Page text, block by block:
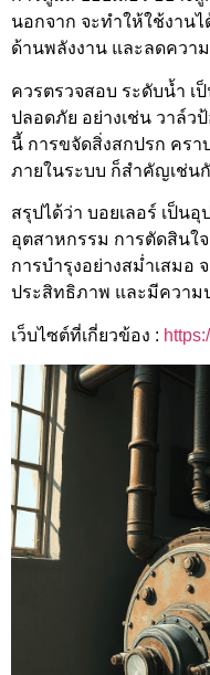
นอกจาก จะทำให้ใช้งาน
ด้านพลังงาน และลดความ
ควรตรวจสอบ ระดับน้ำ เ
ปลอดภัย อย่างเช่น วาล์ว
นี้ การขจัดสิ่งสกปรก ครา
ภายในระบบ ก็สำคัญเช่น
สรุปได้ว่า บอยเลอร์ เป็
อุตสาหกรรม การตัดสินใ
การบำรุงอย่างสม่ำเสมอ
ประสิทธิภาพ และมีความ
เว็บไซต์ที่เกี่ยวข้อง :